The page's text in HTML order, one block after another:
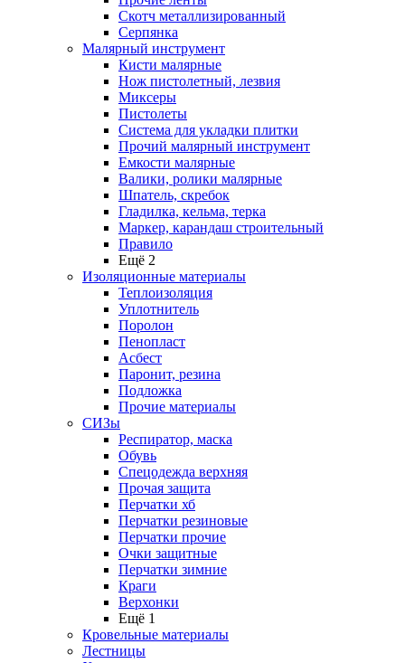
Скотч металлизированный
Серпянка
Малярный инструмент
Кисти малярные
Нож пистолетный, лезвия
Миксеры
Пистолеты
Система для укладки плитки
Прочий малярный инструмент
Емкости малярные
Валики, ролики малярные
Шпатель, скребок
Гладилка, кельма, терка
Маркер, карандаш строительный
Правило
Ещё 2
Изоляционные материалы
Теплоизоляция
Уплотнитель
Поролон
Пенопласт
Асбест
Паронит, резина
Подложка
Прочие материалы
СИЗы
Респиратор, маска
Обувь
Спецодежда верхняя
Прочая защита
Перчатки хб
Перчатки резиновые
Перчатки прочие
Очки защитные
Перчатки зимние
Краги
Верхонки
Ещё 1
Кровельные материалы
Лестницы